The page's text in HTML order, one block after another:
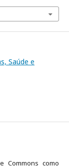
Saúde e
Commons como